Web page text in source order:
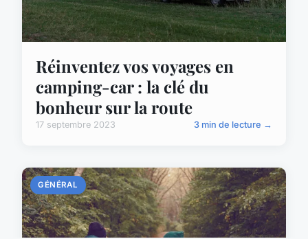
Réinventez vos voyages en
camping-car : la clé du
bonheur sur la route
17 septembre 2023 3 min de lecture →
GÉNÉRAL